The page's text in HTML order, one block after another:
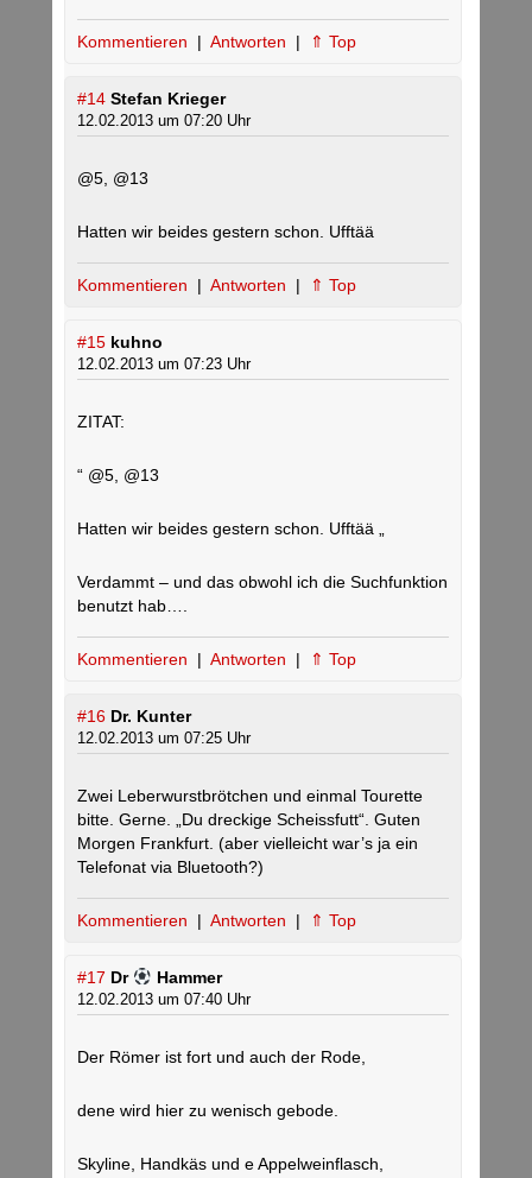
Kommentieren | Antworten | ⇑ Top
#14 Stefan Krieger
12.02.2013 um 07:20 Uhr
@5, @13
Hatten wir beides gestern schon. Ufftää
Kommentieren | Antworten | ⇑ Top
#15 kuhno
12.02.2013 um 07:23 Uhr
ZITAT:
“ @5, @13
Hatten wir beides gestern schon. Ufftää „
Verdammt – und das obwohl ich die Suchfunktion
benutzt hab….
Kommentieren | Antworten | ⇑ Top
#16 Dr. Kunter
12.02.2013 um 07:25 Uhr
Zwei Leberwurstbrötchen und einmal Tourette
bitte. Gerne. „Du dreckige Scheissfutt“. Guten
Morgen Frankfurt. (aber vielleicht war’s ja ein
Telefonat via Bluetooth?)
Kommentieren | Antworten | ⇑ Top
#17 Dr Hammer
12.02.2013 um 07:40 Uhr
Der Römer ist fort und auch der Rode,
dene wird hier zu wenisch gebode.
Skyline, Handkäs und e Appelweinflasch,